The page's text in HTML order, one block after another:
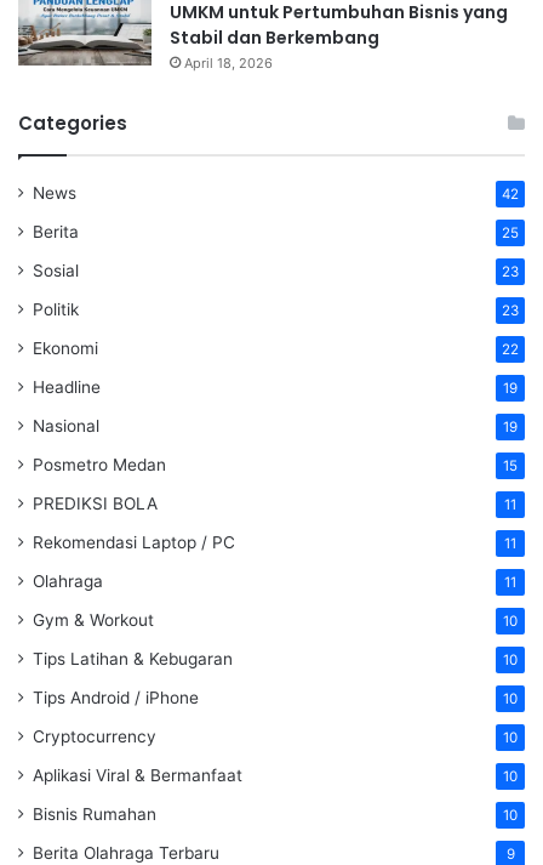
UMKM untuk Pertumbuhan Bisnis yang
Stabil dan Berkembang
April 18, 2026
Categories
News 42
Berita 25
Sosial 23
Politik 23
Ekonomi 22
Headline 19
Nasional 19
Posmetro Medan 15
PREDIKSI BOLA 11
Rekomendasi Laptop / PC 11
Olahraga 11
Gym & Workout 10
Tips Latihan & Kebugaran 10
Tips Android / iPhone 10
Cryptocurrency 10
Aplikasi Viral & Bermanfaat 10
Bisnis Rumahan 10
Berita Olahraga Terbaru 9